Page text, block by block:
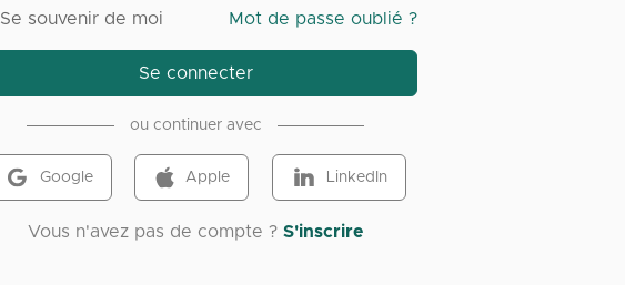
Se souvenir de moi Mot de passe oublié ?
Se connecter
ou continuer avec
Google Apple LinkedIn
Vous n'avez pas de compte ? S'inscrire